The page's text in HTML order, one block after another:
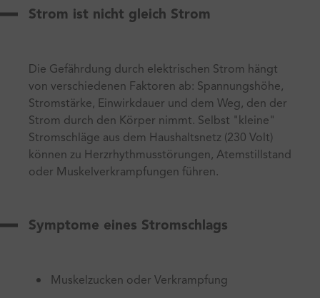
Strom ist nicht gleich Strom
Die Gefährdung durch elektrischen Strom hängt
von verschiedenen Faktoren ab: Spannungshöhe,
Stromstärke, Einwirkdauer und dem Weg, den der
Strom durch den Körper nimmt. Selbst "kleine"
Stromschläge aus dem Haushaltsnetz (230 Volt)
können zu Herzrhythmusstörungen, Atemstillstand
oder Muskelverkrampfungen führen.
Symptome eines Stromschlags
Muskelzucken oder Verkrampfung